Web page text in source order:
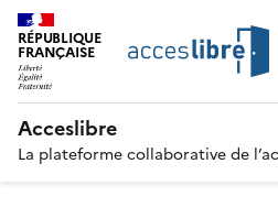
RÉPUBLIQUE
FRANÇAISE
Acceslibre
La plateforme collaborative de